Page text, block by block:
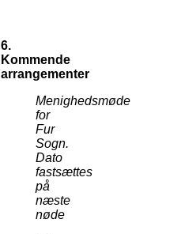
6.
Kommende
arrangementer
Menighedsmøde
for
Fur
Sogn.
Dato
fastsættes
på
næste
nøde